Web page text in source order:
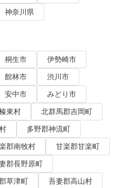
神奈川県
桐生市
伊勢崎市
館林市
渋川市
安中市
みどり市
東村
北群馬郡吉岡町
多野郡神流町
郡南牧村
甘楽郡甘楽町
郡長野原町
草津町
吾妻郡高山村